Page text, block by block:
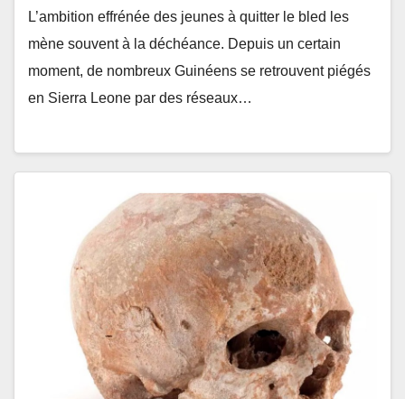
L’ambition effrénée des jeunes à quitter le bled les
mène souvent à la déchéance. Depuis un certain
moment, de nombreux Guinéens se retrouvent piégés
en Sierra Leone par des réseaux…